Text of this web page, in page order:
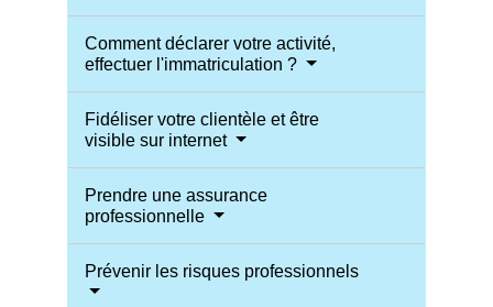
Comment déclarer votre activité,
effectuer l'immatriculation ?
Fidéliser votre clientèle et être
visible sur internet
Prendre une assurance
professionnelle
Prévenir les risques professionnels